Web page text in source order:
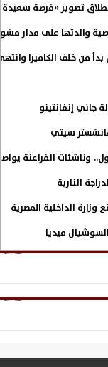
والدتها على مدار
خلف الكاميرا وانتهى
جاني إنفانتينو
سيتي
النارية
الداخلية المصرية
ميديا